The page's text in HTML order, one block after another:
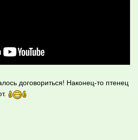
договориться! Наконец-то птенец